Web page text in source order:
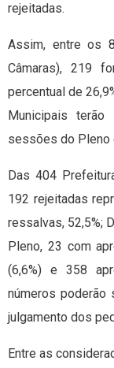
rejeitadas.
Assim, entre os
Câmaras), 219
percentual de
Municipais
sessões do Pleno
Das 404
192 rejeitadas
ressalvas, 52,5%;
Pleno, 23 com
(6,6%) e 358
números poderão
julgamento dos
Entre as